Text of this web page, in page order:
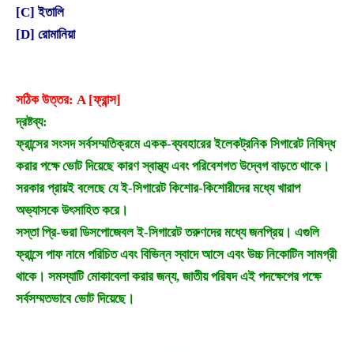
[C] ইতালি
[D] রোমানিয়া
সঠিক উত্তর: A [ফ্রান্স]
দ্রষ্টব্য:
ফ্রান্সের সংসদ সর্বসম্মতিক্রমে একক-ব্যবহারের ইলেকট্রনিক সিগারেট নিষিদ্ধ
করার পক্ষে ভোট দিয়েছে কারণ স্বাস্থ্য এবং পরিবেশগত উদ্বেগ বাড়তে থাকে।
সরকার প্রায়ই বলেছে যে ই-সিগারেট কিশোর-কিশোরীদের মধ্যে খারাপ
অভ্যাসকে উৎসাহিত করে।
সস্তা প্রি-ভরা ডিসপোজেবল ই-সিগারেট তরুণদের মধ্যে জনপ্রিয়। এগুলি
ফ্রান্সে পাফ নামে পরিচিত এবং বিভিন্ন স্বাদে আসে এবং উচ্চ নিকোটিন সামগ্রী
থাকে। সমস্যাটি মোকাবেলা করার জন্য, জাতীয় পরিষদ এই পদক্ষেপের পক্ষে
সর্বসম্মতভাবে ভোট দিয়েছে।